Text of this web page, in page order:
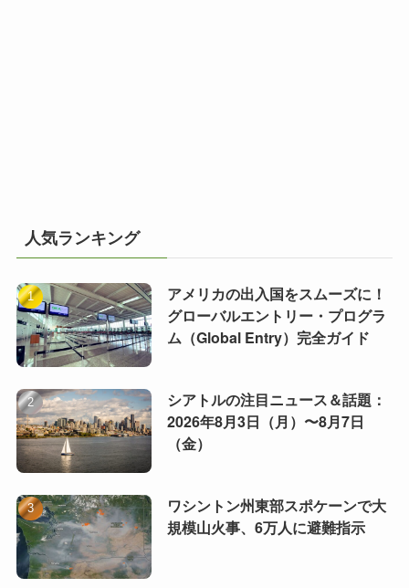
人気ランキング
アメリカの出入国をスムーズに！
グローバルエントリー・プログラ
ム（Global Entry）完全ガイド
シアトルの注目ニュース＆話題：
2026年8月3日（月）〜8月7日
（金）
ワシントン州東部スポケーンで大
規模山火事、6万人に避難指示